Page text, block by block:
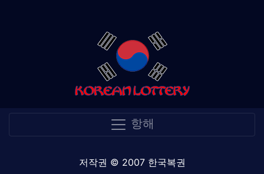
항해
저작권 © 2007 한국복권